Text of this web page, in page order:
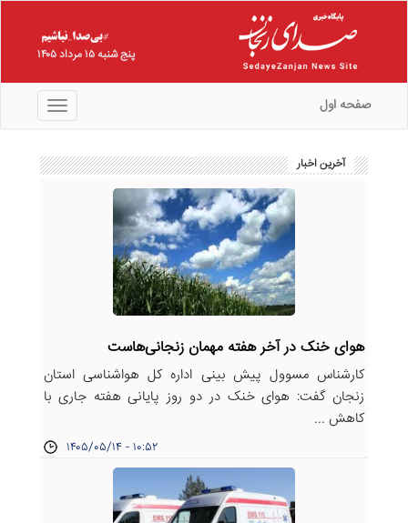
پنج شنبه ۱۵ مرداد ۱۴۰۵
منو صفحه اول
آخرین اخبار
هوای خنک در آخر هفته مهمان زنجانی‌هاست
کارشناس مسوول پیش بینی اداره کل هواشناسی استان
زنجان گفت: هوای خنک در دو روز پایانی هفته جاری با
کاهش ...
۱۴۰۵/۰۵/۱۴ - ۱۰:۵۲